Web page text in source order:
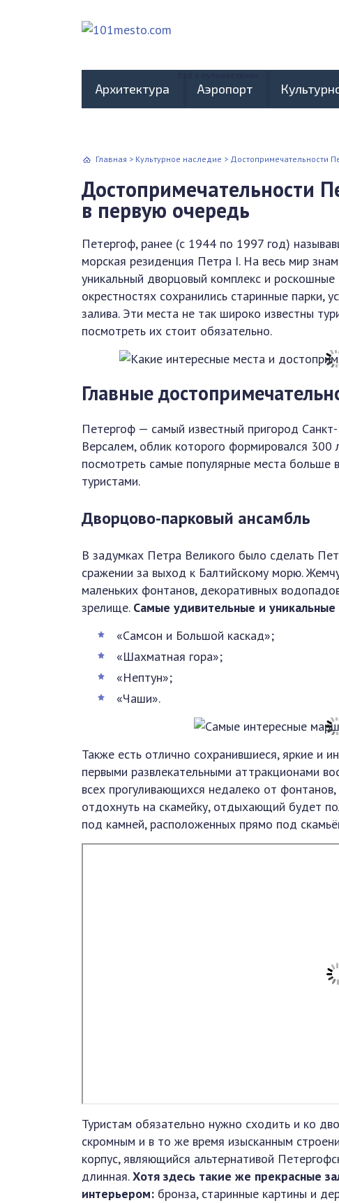
Архитектура Аэропорт
Главная > Культурное наследие > Достопримечательности
Достопримечательности
в первую очередь
Петергоф, ранее (с 1944 по 1997 год)
морская резиденция Петра I. На весь мир
уникальный дворцовый комплекс и
окрестностях сохранились старинные парки,
залива. Эти места не так широко известны
посмотреть их стоит обязательно.
Главные
Петергоф — самый известный пригород
Версалем, облик которого формировался
посмотреть самые популярные места больше
туристами.
Дворцово-парковый ансамбль
В задумках Петра Великого было сделать
сражении за выход к Балтийскому морю.
маленьких фонтанов, декоративных
зрелище. Самые удивительные и
«Самсон и Большой каскад»;
«Шахматная гора»;
«Нептун»;
«Чаши».
Также есть отлично сохранившиеся, яркие и
первыми развлекательными аттракционами
всех прогуливающихся недалеко от
отдохнуть на скамейку, отдыхающий будет
под камней, расположенных прямо под
Туристам обязательно нужно сходить и ко
скромным и в то же время изысканным
корпус, являющийся альтернативой
длинная.Хотя здесь такие же прекрасные
интерьером: бронза, старинные картины и